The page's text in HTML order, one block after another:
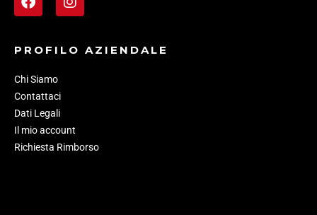
PROFILO AZIENDALE
Chi Siamo
Contattaci
Dati Legali
Il mio account
Richiesta Rimborso